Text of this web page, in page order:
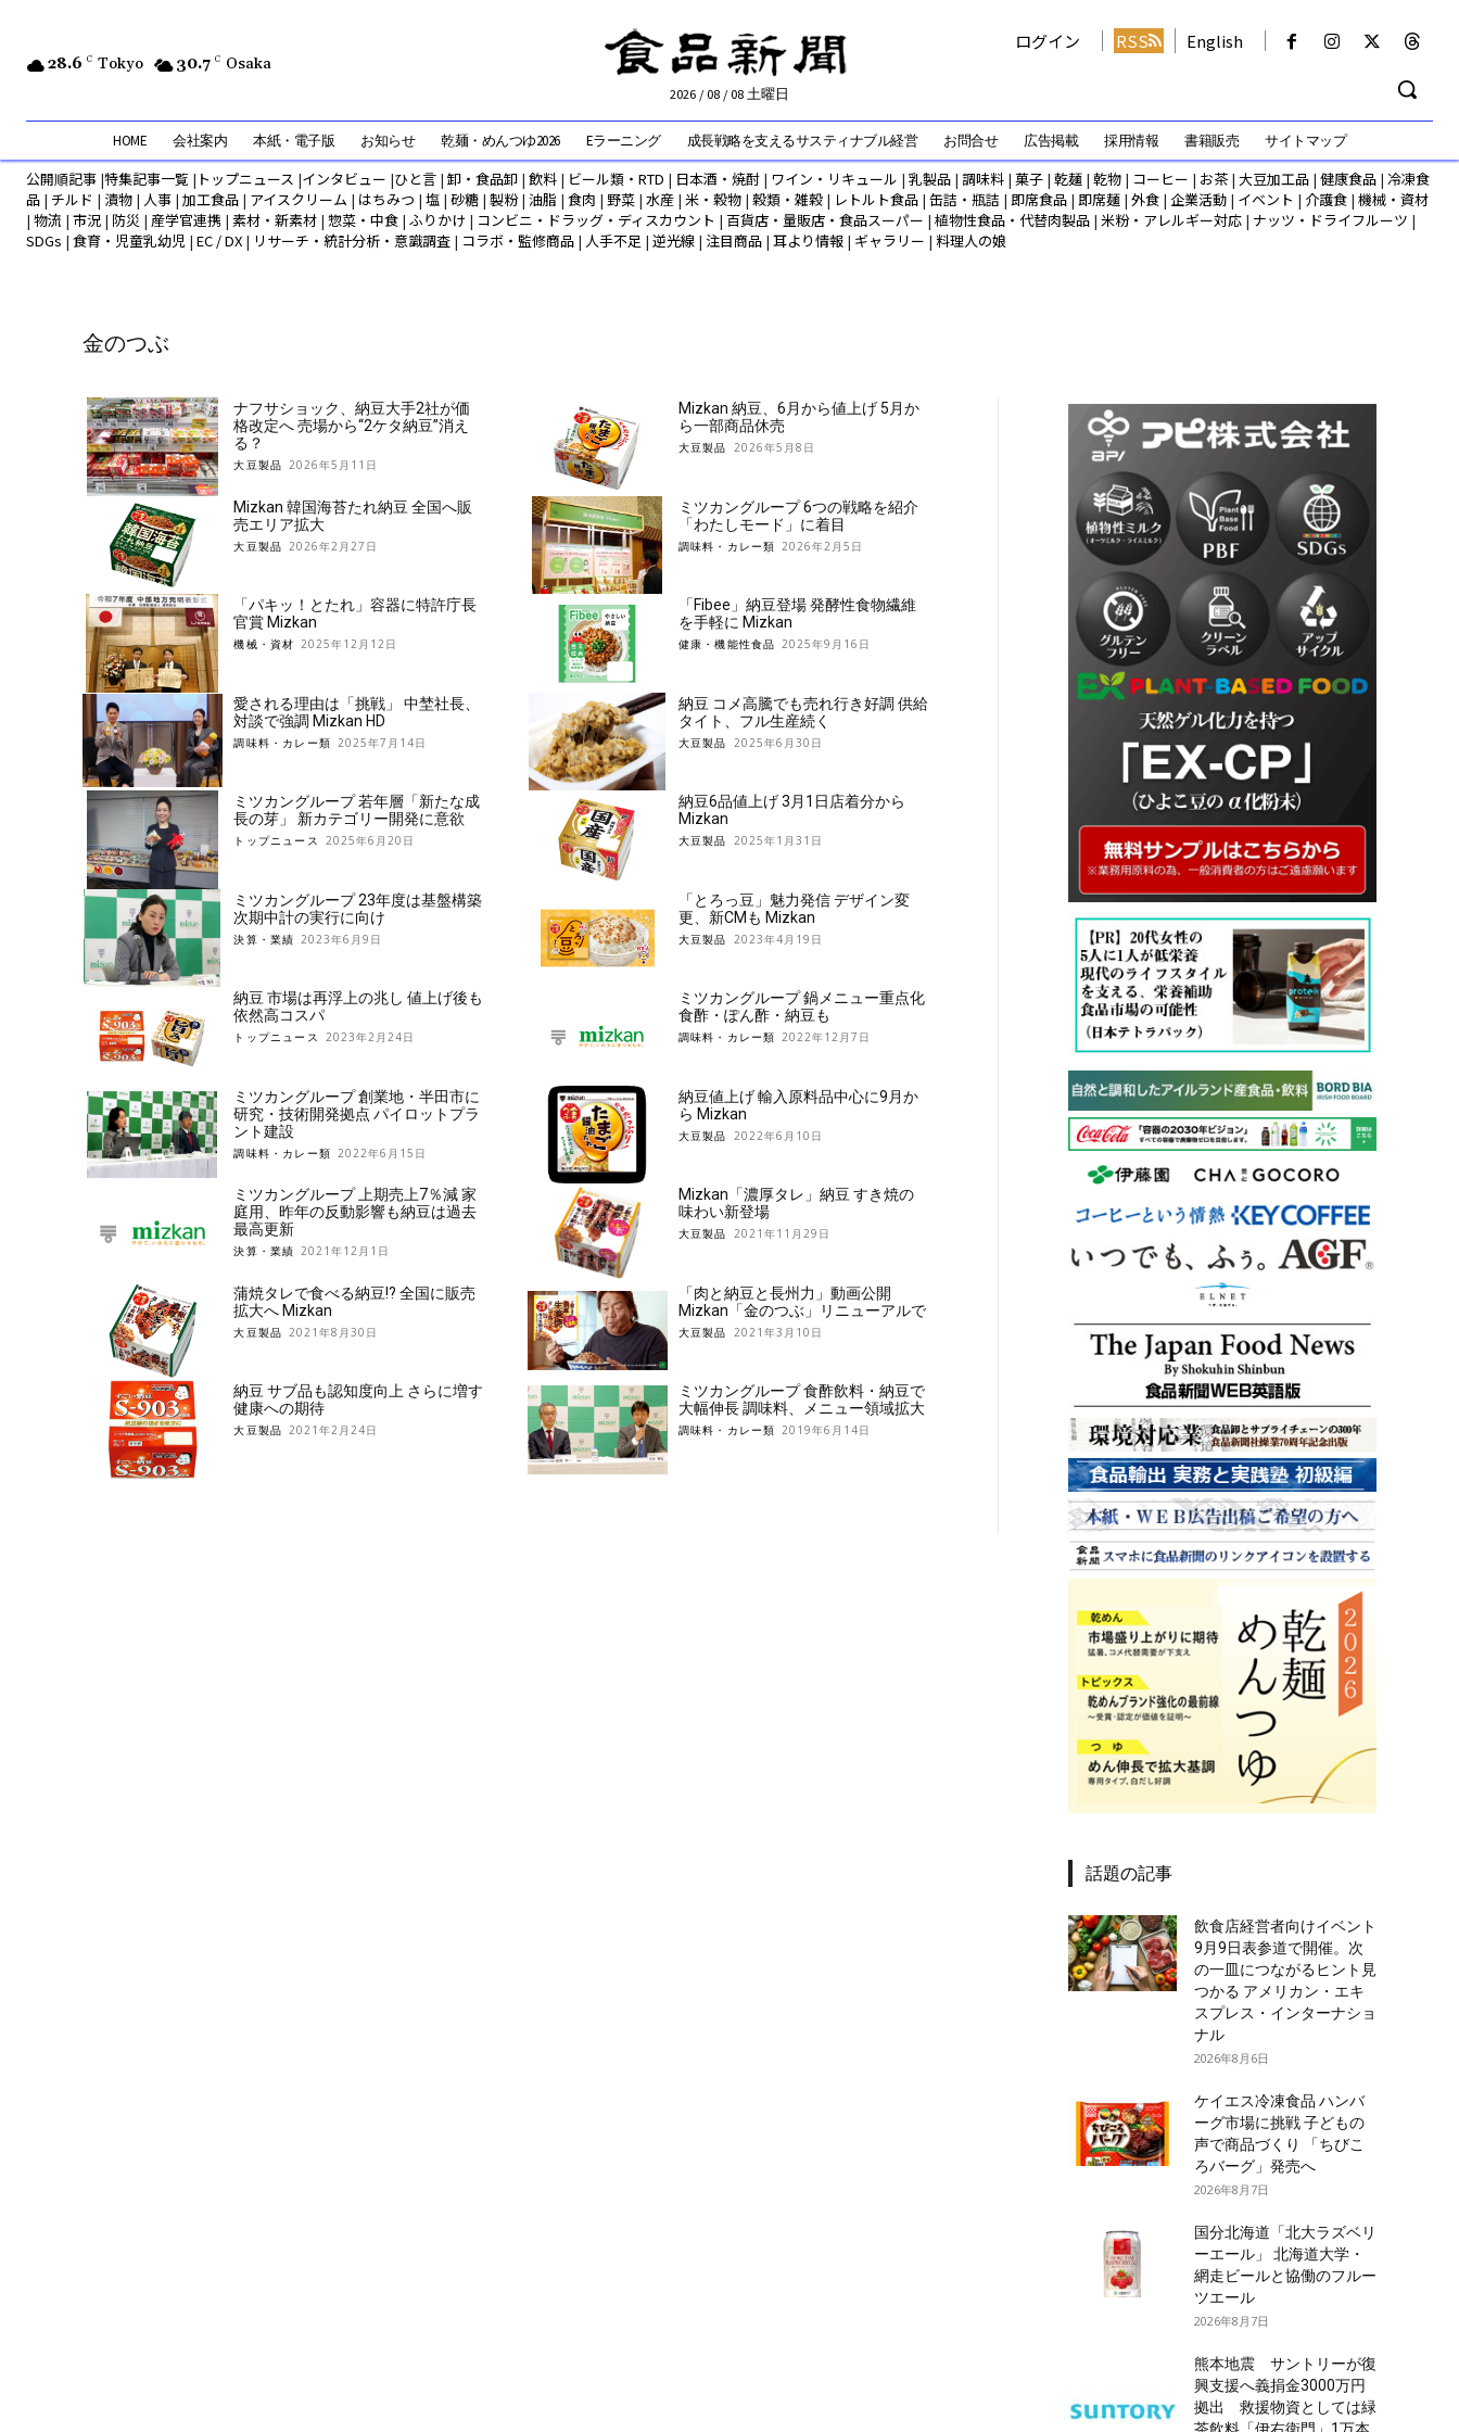
28.6 C Tokyo 30.7 C Osaka
2026 / 08 / 08 土曜日
ログイン RSS English
HOME 会社案内 本紙・電子版 お知らせ 乾麺・めんつゆ2026 Eラーニング 成長戦略を支えるサスティナブル経営 お問合せ 広告掲載 採用情報 書籍販売 サイトマップ
公開順記事 |特集記事一覧 | トップニュース |インタビュー |ひと言 |卸・食品卸 | 飲料 | ビール類・RTD | 日本酒・焼酎 | ワイン・リキュール | 乳製品 | 調味料 | 菓子 | 乾麺 | 乾物 | コーヒー | お茶 | 大豆加工品 | 健康食品 | 冷凍食
品 | チルド | 漬物 | 人事 | 加工食品 | アイスクリーム | はちみつ | 塩 | 砂糖 | 製粉| 油脂 | 食肉 | 野菜 | 水産 | 米・穀物 | 穀類・雑穀 | レトルト食品 | 缶詰・瓶詰 | 即席食品 | 即席麺 | 外食 | 企業活動 | イベント | 介護食 | 機械・資材
| 物流 | 市況 | 防災 | 産学官連携 | 素材・新素材 | 惣菜・中食 | ふりかけ | コンビニ・ドラッグ・ディスカウント | 百貨店・量販店・食品スーパー | 植物性食品・代替肉製品 | 米粉・アレルギー対応 | ナッツ・ドライフルーツ |
SDGs | 食育・児童乳幼児 | EC / DX | リサーチ・統計分析・意識調査 | コラボ・監修商品 | 人手不足 | 逆光線 | 注目商品 | 耳より情報 | ギャラリー | 料理人の娘
金のつぶ
ナフサショック、納豆大手2社が価
格改定へ 売場から“2ケタ納豆”消え
る？
大豆製品 2026年5月11日
Mizkan 納豆、6月から値上げ 5月か
ら一部商品休売
大豆製品 2026年5月8日
Mizkan 韓国海苔たれ納豆 全国へ販
売エリア拡大
大豆製品 2026年2月27日
ミツカングループ 6つの戦略を紹介
「わたしモード」に着目
調味料・カレー類 2026年2月5日
「パキッ！とたれ」容器に特許庁長
官賞 Mizkan
機械・資材 2025年12月12日
「Fibee」納豆登場 発酵性食物繊維
を手軽に Mizkan
健康・機能性食品 2025年9月16日
愛される理由は「挑戦」 中埜社長、
対談で強調 Mizkan HD
調味料・カレー類 2025年7月14日
納豆 コメ高騰でも売れ行き好調 供給
タイト、フル生産続く
大豆製品 2025年6月30日
ミツカングループ 若年層「新たな成
長の芽」 新カテゴリー開発に意欲
トップニュース 2025年6月20日
納豆6品値上げ 3月1日店着分から
Mizkan
大豆製品 2025年1月31日
ミツカングループ 23年度は基盤構築
次期中計の実行に向け
決算・業績 2023年6月9日
「とろっ豆」魅力発信 デザイン変
更、新CMも Mizkan
大豆製品 2023年4月19日
納豆 市場は再浮上の兆し 値上げ後も
依然高コスパ
トップニュース 2023年2月24日
ミツカングループ 鍋メニュー重点化
食酢・ぽん酢・納豆も
調味料・カレー類 2022年12月7日
ミツカングループ 創業地・半田市に
研究・技術開発拠点 パイロットプラ
ント建設
調味料・カレー類 2022年6月15日
納豆値上げ 輸入原料品中心に9月か
ら Mizkan
大豆製品 2022年6月10日
ミツカングループ 上期売上7％減 家
庭用、昨年の反動影響も納豆は過去
最高更新
決算・業績 2021年12月1日
Mizkan「濃厚タレ」納豆 すき焼の
味わい新登場
大豆製品 2021年11月29日
蒲焼タレで食べる納豆!? 全国に販売
拡大へ Mizkan
大豆製品 2021年8月30日
「肉と納豆と長州力」動画公開
Mizkan「金のつぶ」リニューアルで
大豆製品 2021年3月10日
納豆 サブ品も認知度向上 さらに増す
健康への期待
大豆製品 2021年2月24日
ミツカングループ 食酢飲料・納豆で
大幅伸長 調味料、メニュー領域拡大
調味料・カレー類 2019年6月14日
話題の記事
飲食店経営者向けイベント
9月9日表参道で開催。次
の一皿につながるヒント見
つかる アメリカン・エキ
スプレス・インターナショ
ナル
2026年8月6日
ケイエス冷凍食品 ハンバ
ーグ市場に挑戦 子どもの
声で商品づくり 「ちびこ
ろバーグ」発売へ
2026年8月7日
国分北海道「北大ラズベリ
ーエール」 北海道大学・
網走ビールと協働のフルー
ツエール
2026年8月7日
熊本地震 サントリーが復
興支援へ義捐金3000万円
拠出 救援物資としては緑